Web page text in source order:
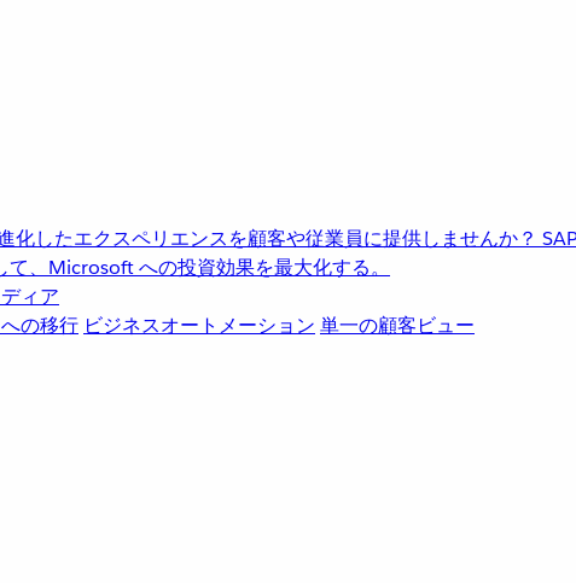
化したエクスペリエンスを顧客や従業員に提供しませんか？
、Microsoft への投資効果を最大化する。
ィア
の移行 ビジネスオートメーション 単一の顧客ビュー